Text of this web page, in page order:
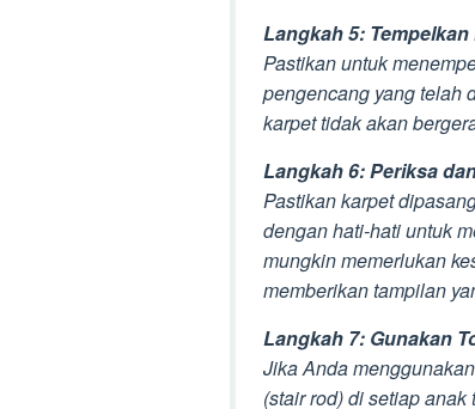
Langkah 5:
Pastikan untuk
pengencang yang telah
karpet tidak akan
Langkah 6: Periksa
Pastikan karpet
dengan hati-hati untuk
mungkin memerlukan
memberikan tampilan
Langkah 7: Gunakan
Jika Anda
(stair rod) di setiap